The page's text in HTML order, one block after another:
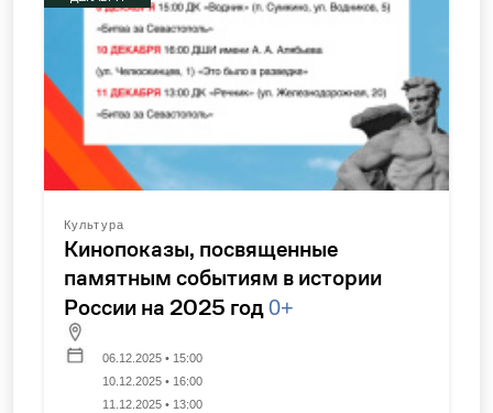
Культура
Кинопоказы, посвященные
памятным событиям в истории
России на 2025 год0+
06.12.2025 • 15:00
10.12.2025 • 16:00
11.12.2025 • 13:00